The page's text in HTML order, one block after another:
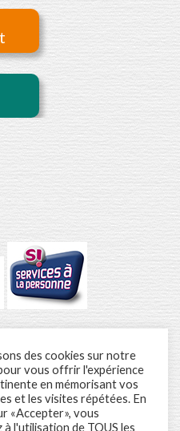
des cookies sur notre
vous offrir l'expérience
en mémorisant vos
et les visites répétées. En
«Accepter», vous
à l'utilisation de TOUS les